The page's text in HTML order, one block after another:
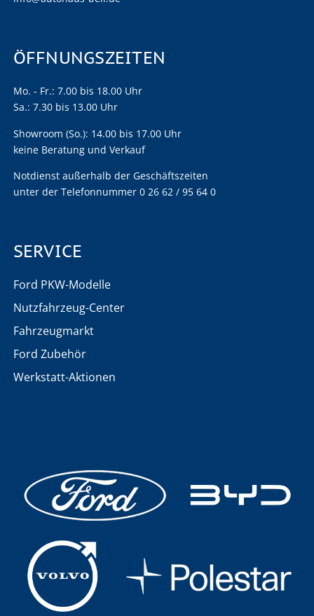
ÖFFNUNGSZEITEN
Mo. - Fr.: 7.00 bis 18.00 Uhr
Sa.: 7.30 bis 13.00 Uhr
Showroom (So.): 14.00 bis 17.00 Uhr
keine Beratung und Verkauf
Notdienst außerhalb der Geschäftszeiten
unter der Telefonnummer 0 26 62 / 95 64 0
SERVICE
Ford PKW-Modelle
Nutzfahrzeug-Center
Fahrzeugmarkt
Ford Zubehör
Werkstatt-Aktionen